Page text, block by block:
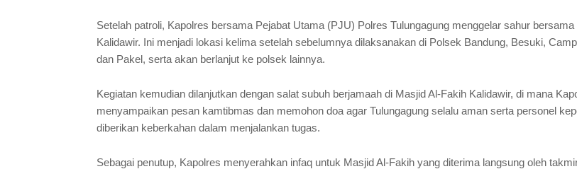
Setelah patroli, Kapolres bersama Pejabat Utama (PJU) Polres Tulungagung menggelar sahur bersama
Kalidawir. Ini menjadi lokasi kelima setelah sebelumnya dilaksanakan di Polsek Bandung, Besuki,
dan Pakel, serta akan berlanjut ke polsek lainnya.
Kegiatan kemudian dilanjutkan dengan salat subuh berjamaah di Masjid Al-Fakih Kalidawir, di mana
menyampaikan pesan kamtibmas dan memohon doa agar Tulungagung selalu aman serta personel
diberikan keberkahan dalam menjalankan tugas.
Sebagai penutup, Kapolres menyerahkan infaq untuk Masjid Al-Fakih yang diterima langsung oleh